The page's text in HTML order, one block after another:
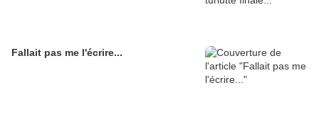
Fallait pas me l'écrire...